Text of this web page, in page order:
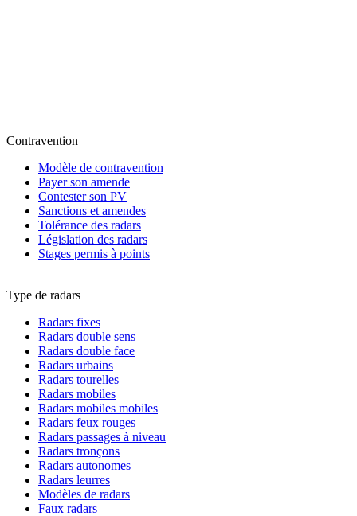
Contravention
Modèle de contravention
Payer son amende
Contester son PV
Sanctions et amendes
Tolérance des radars
Législation des radars
Stages permis à points
Type de radars
Radars fixes
Radars double sens
Radars double face
Radars urbains
Radars tourelles
Radars mobiles
Radars mobiles mobiles
Radars feux rouges
Radars passages à niveau
Radars tronçons
Radars autonomes
Radars leurres
Modèles de radars
Faux radars